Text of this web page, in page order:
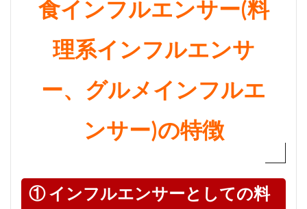
食インフルエンサー(料
理系インフルエンサ
ー、グルメインフルエ
ンサー)の特徴
① インフルエンサーとしての料